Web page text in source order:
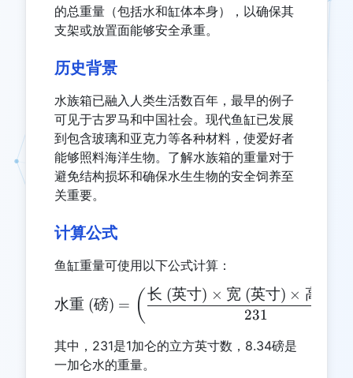
的总重量（包括水和缸体本身），以确保其
支架或放置面能够安全承重。
历史背景
水族箱已融入人类生活数百年，最早的例子
可见于古罗马和中国社会。现代鱼缸已发展
到包含玻璃和亚克力等各种材料，使爱好者
能够照料海洋生物。了解水族箱的重量对于
避免结构损坏和确保水生生物的安全饲养至
关重要。
计算公式
鱼缸重量可使用以下公式计算：
\text{水重 (磅)} =
水重 (磅) = ( 231
长 (英寸) × 宽 (英寸) × 高
其中，231是1加仑的立方英寸数，8.34磅是
一加仑水的重量。